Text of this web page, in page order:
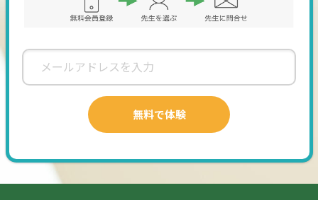
～悩み～
・大学の選び方が分からない
・受験勉強を本格的に始めたい
・数学を武器にしたい
→大学選びから一緒に伴走します。志望校の難易度と、現在の
た最適なプログラムを作成します。一緒に大学合格の最短経